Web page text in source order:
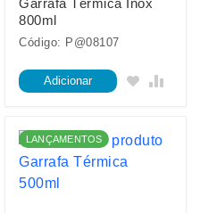
Garrafa Térmica Inox
800ml
Código: P@08107
Adicionar
LANÇAMENTOS